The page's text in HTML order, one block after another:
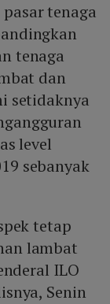
tenaga
tenaga
dan
setidaknya
level
sebanyak
tetap
lambat
ILO
Senin